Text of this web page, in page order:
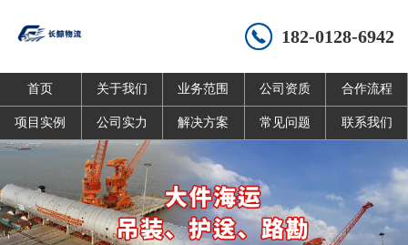
182-0128-6942
首页 关于我们 业务范围 公司资质 合作流程
项目实例 公司实力 解决方案 常见问题 联系我们